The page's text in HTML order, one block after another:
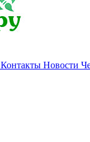
Контакты Новости